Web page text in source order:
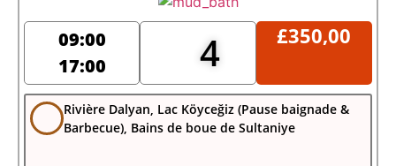
09:00
17:00
4 £350,00
Rivière Dalyan, Lac Köyceğiz (Pause baignade &
Barbecue), Bains de boue de Sultaniye